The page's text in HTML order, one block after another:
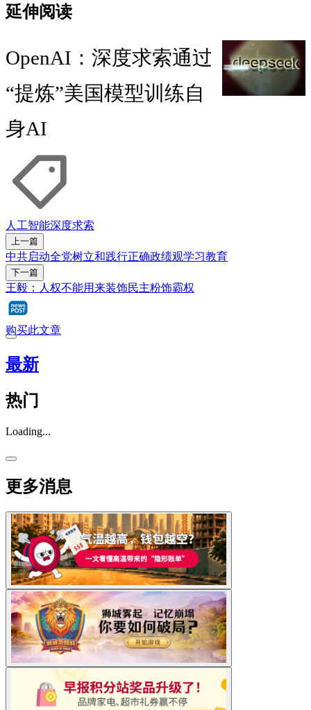
延伸阅读
OpenAI：深度求索通过
“提炼”美国模型训练自
身AI
人工智能深度求索
上一篇
中共启动全党树立和践行正确政绩观学习教育
下一篇
王毅：人权不能用来装饰民主粉饰霸权
购买此文章
最新
热门
Loading...
更多消息